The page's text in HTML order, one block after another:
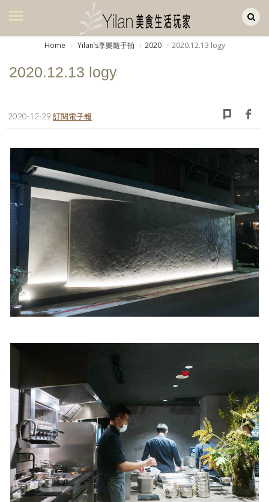
美食集
生活風
書房集
日記簿
餐桌週記
享樂隨手拍
照相簿
影音區
個人著作
活動實況記錄
媒體報導一覽
合作與代言
Home Yilanʼs享樂隨手拍 2020 2020.12.13 logy
2020.12.13 logy
2020-12-29 訂閱電子報